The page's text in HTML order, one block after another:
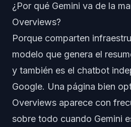
¿Por qué Gemini va de la
Overviews?
Porque comparten
modelo que genera el
y también es el chatbot
Google. Una página bien
Overviews aparece con
sobre todo cuando Gemini